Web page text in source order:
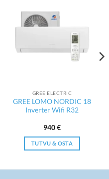
GREE ELECTRIC
GREE LOMO NORDIC 18
Inverter Wifi R32
940€
TUTVU & OSTA